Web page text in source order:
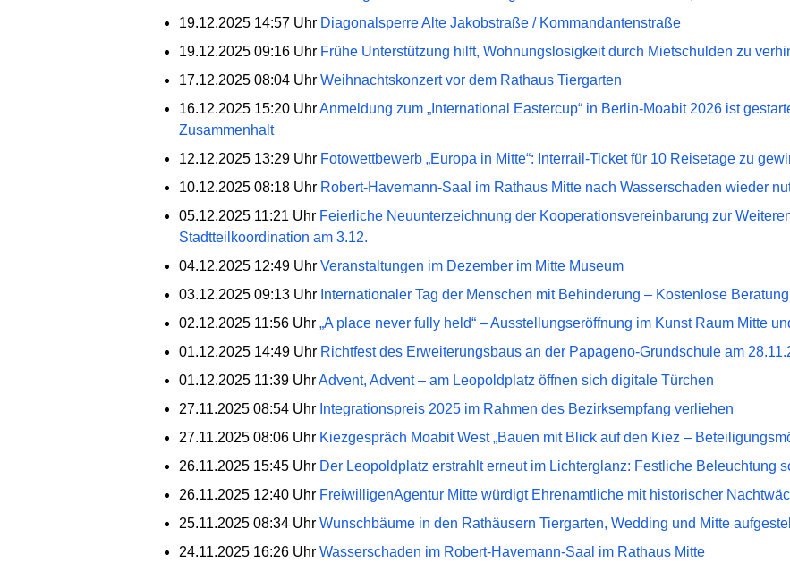
19.12.2025 14:57 Uhr Diagonalsperre Alte Jakobstraße / Kommandantenstraße
19.12.2025 09:16 Uhr Frühe Unterstützung hilft, Wohnungslosigkeit durch Mietschulden zu
17.12.2025 08:04 Uhr Weihnachtskonzert vor dem Rathaus Tiergarten
16.12.2025 15:20 Uhr Anmeldung zum „International Eastercup“ in Berlin-Moabit 2026 ist
Zusammenhalt
12.12.2025 13:29 Uhr Fotowettbewerb „Europa in Mitte“: Interrail-Ticket für 10 Reisetage zu
10.12.2025 08:18 Uhr Robert-Havemann-Saal im Rathaus Mitte nach Wasserschaden wieder
05.12.2025 11:21 Uhr Feierliche Neuunterzeichnung der Kooperationsvereinbarung zur
Stadtteilkoordination am 3.12.
04.12.2025 12:49 Uhr Veranstaltungen im Dezember im Mitte Museum
03.12.2025 09:13 Uhr Internationaler Tag der Menschen mit Behinderung – Kostenlose
02.12.2025 11:56 Uhr „A place never fully held“ – Ausstellungseröffnung im Kunst Raum Mitte
01.12.2025 14:49 Uhr Richtfest des Erweiterungsbaus an der Papageno-Grundschule am
01.12.2025 11:39 Uhr Advent, Advent – am Leopoldplatz öffnen sich digitale Türchen
27.11.2025 08:54 Uhr Integrationspreis 2025 im Rahmen des Bezirksempfang verliehen
27.11.2025 08:06 Uhr Kiezgespräch Moabit West „Bauen mit Blick auf den Kiez –
26.11.2025 15:45 Uhr Der Leopoldplatz erstrahlt erneut im Lichterglanz: Festliche Beleuchtung
26.11.2025 12:40 Uhr FreiwilligenAgentur Mitte würdigt Ehrenamtliche mit historischer
25.11.2025 08:34 Uhr Wunschbäume in den Rathäusern Tiergarten, Wedding und Mitte
24.11.2025 16:26 Uhr Wasserschaden im Robert-Havemann-Saal im Rathaus Mitte